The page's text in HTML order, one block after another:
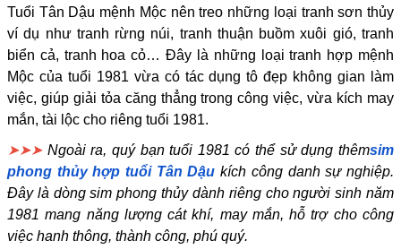
Tuổi Tân Dậu mệnh Mộc nên treo những loại tranh sơn thủy
ví dụ như tranh rừng núi, tranh thuận buồm xuôi gió, tranh
biển cả, tranh hoa cỏ… Đây là những loại tranh hợp mệnh
Mộc của tuổi 1981 vừa có tác dụng tô đẹp không gian làm
việc, giúp giải tỏa căng thẳng trong công việc, vừa kích may
mắn, tài lộc cho riêng tuổi 1981.
➤➤➤Ngoài ra, quý bạn tuổi 1981 có thể sử dụng thêmsim
phong thủy hợp tuổi Tân Dậu kích công danh sự nghiệp.
Đây là dòng sim phong thủy dành riêng cho người sinh năm
1981 mang năng lượng cát khí, may mắn, hỗ trợ cho công
việc hanh thông, thành công, phú quý.